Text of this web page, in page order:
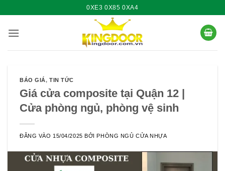
nội
0XE3 0X85 0XA4
BÁO GIÁ,TIN TỨC
Giá cửa composite tại Quận 12 |
Cửa phòng ngủ, phòng vệ sinh
ĐĂNG VÀO 15/04/2025 BỞIPHÒNG NGỦ CỬA NHỰA